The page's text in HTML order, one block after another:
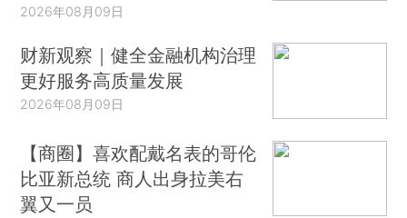
2026年08月09日
财新观察｜健全金融机构治理
更好服务高质量发展
2026年08月09日
【商圈】喜欢配戴名表的哥伦
比亚新总统 商人出身拉美右
翼又一员